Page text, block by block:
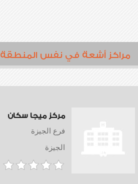
مراكز أشعة في نفس المنطقة
مركز ميجا سكان
فرع الجيزة
الجيزة